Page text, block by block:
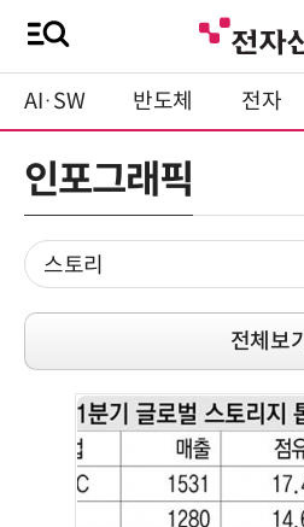
AI·SW 반도체 전자
인포그래픽
전체보기